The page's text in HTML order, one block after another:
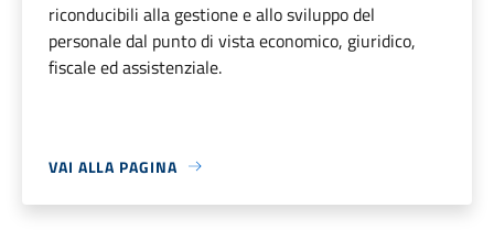
riconducibili alla gestione e allo sviluppo del
personale dal punto di vista economico, giuridico,
fiscale ed assistenziale.
VAI ALLA PAGINA